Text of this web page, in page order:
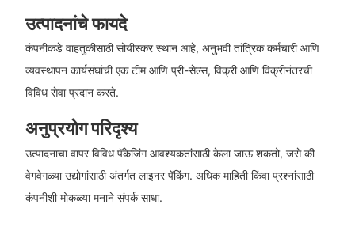
उत्पादनांचे फायदे
कंपनीकडे वाहतुकीसाठी सोयीस्कर स्थान आहे, अनुभवी तांत्रिक कर्मचारी आणि
व्यवस्थापन कार्यसंघांची एक टीम आणि प्री-सेल्स, विक्री आणि विक्रीनंतरची
विविध सेवा प्रदान करते.
अनुप्रयोग परिदृश्य
उत्पादनाचा वापर विविध पॅकेजिंग आवश्यकतांसाठी केला जाऊ शकतो, जसे की
वेगवेगळ्या उद्योगांसाठी अंतर्गत लाइनर पॅकिंग. अधिक माहिती किंवा प्रश्नांसाठी
कंपनीशी मोकळ्या मनाने संपर्क साधा.